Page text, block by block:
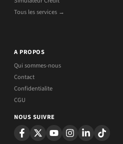
Tous les services →
A PROPOS
Qui sommes-nous
Contact
Confidentialite
CGU
NOUS SUIVRE